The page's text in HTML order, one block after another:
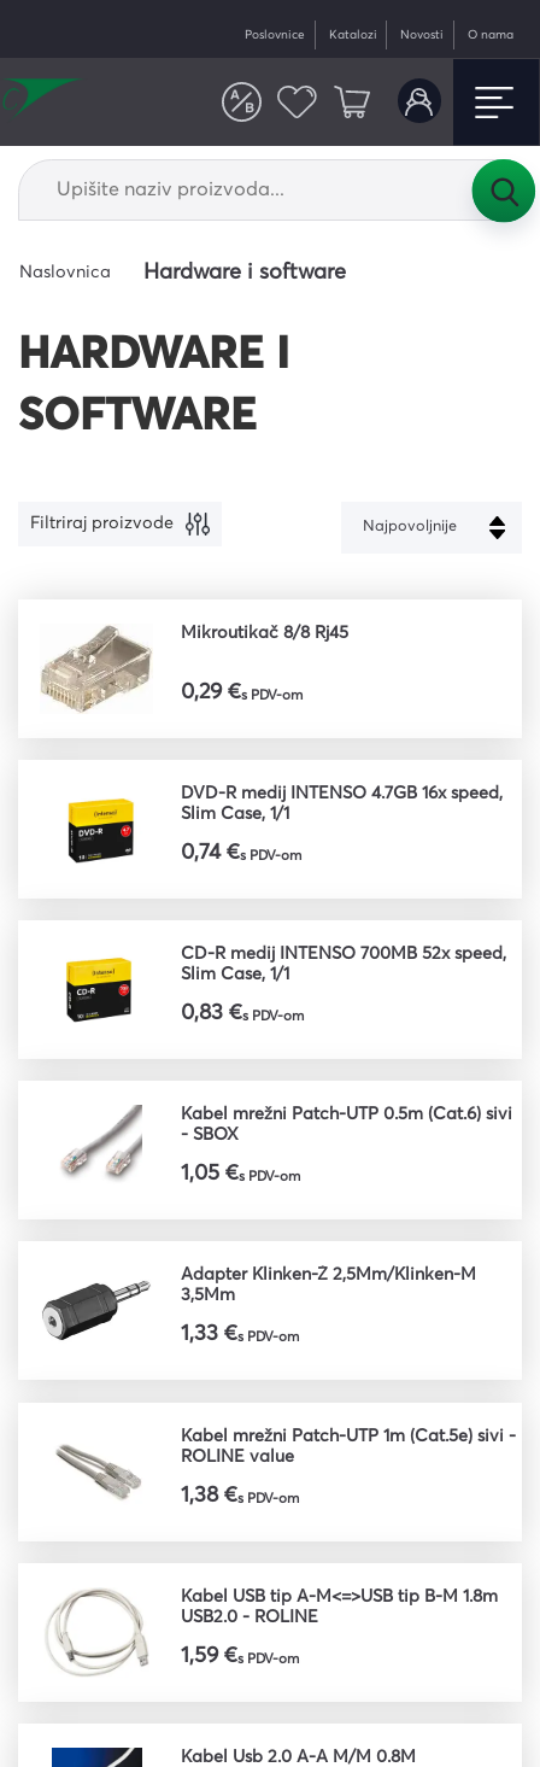
Poslovnice Katalozi Novosti O nama
Naslovnica Hardware i software
HARDWARE I
SOFTWARE
Filtriraj proizvode
Mikroutikač 8/8 Rj45
0,29 €s PDV-om
DVD-R medij INTENSO 4.7GB 16x speed,
Slim Case, 1/1
0,74 €s PDV-om
CD-R medij INTENSO 700MB 52x speed,
Slim Case, 1/1
0,83 €s PDV-om
Kabel mrežni Patch-UTP 0.5m (Cat.6) sivi
- SBOX
1,05 €s PDV-om
Adapter Klinken-Ž 2,5Mm/Klinken-M
3,5Mm
1,33 €s PDV-om
Kabel mrežni Patch-UTP 1m (Cat.5e) sivi -
ROLINE value
1,38 €s PDV-om
Kabel USB tip A-M<=>USB tip B-M 1.8m
USB2.0 - ROLINE
1,59 €s PDV-om
Kabel Usb 2.0 A-A M/M 0.8M